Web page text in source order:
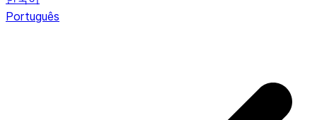
Português